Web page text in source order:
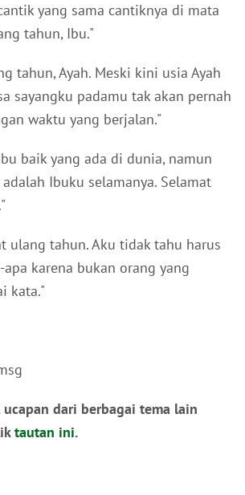
yang sama cantiknya di mata
tahun, Ibu."
tahun, Ayah. Meski kini usia Ayah
sayangku padamu tak akan pernah
waktu yang berjalan."
baik yang ada di dunia, namun
Ibuku selamanya. Selamat
ulang tahun. Aku tidak tahu harus
karena bukan orang yang
kata."
dari berbagai tema lain
tautan ini.